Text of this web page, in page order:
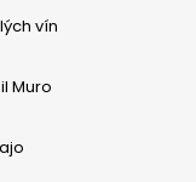
vín
Muro